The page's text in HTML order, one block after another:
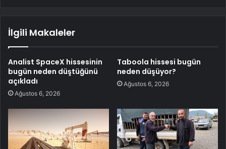
İlgili Makaleler
Analist SpaceX hissesinin
bugün neden düştüğünü
açıkladı
Ağustos 6, 2026
Taboola hissesi bugün
neden düşüyor?
Ağustos 6, 2026